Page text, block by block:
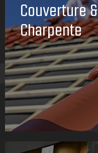
Couverture &
Charpente